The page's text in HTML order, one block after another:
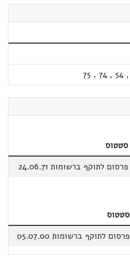
,
54
,
74
,
75
סטטוס
פרסום לתוקף ברשומות 24.06.71
סטטוס
פרסום לתוקף ברשומות 05.07.00